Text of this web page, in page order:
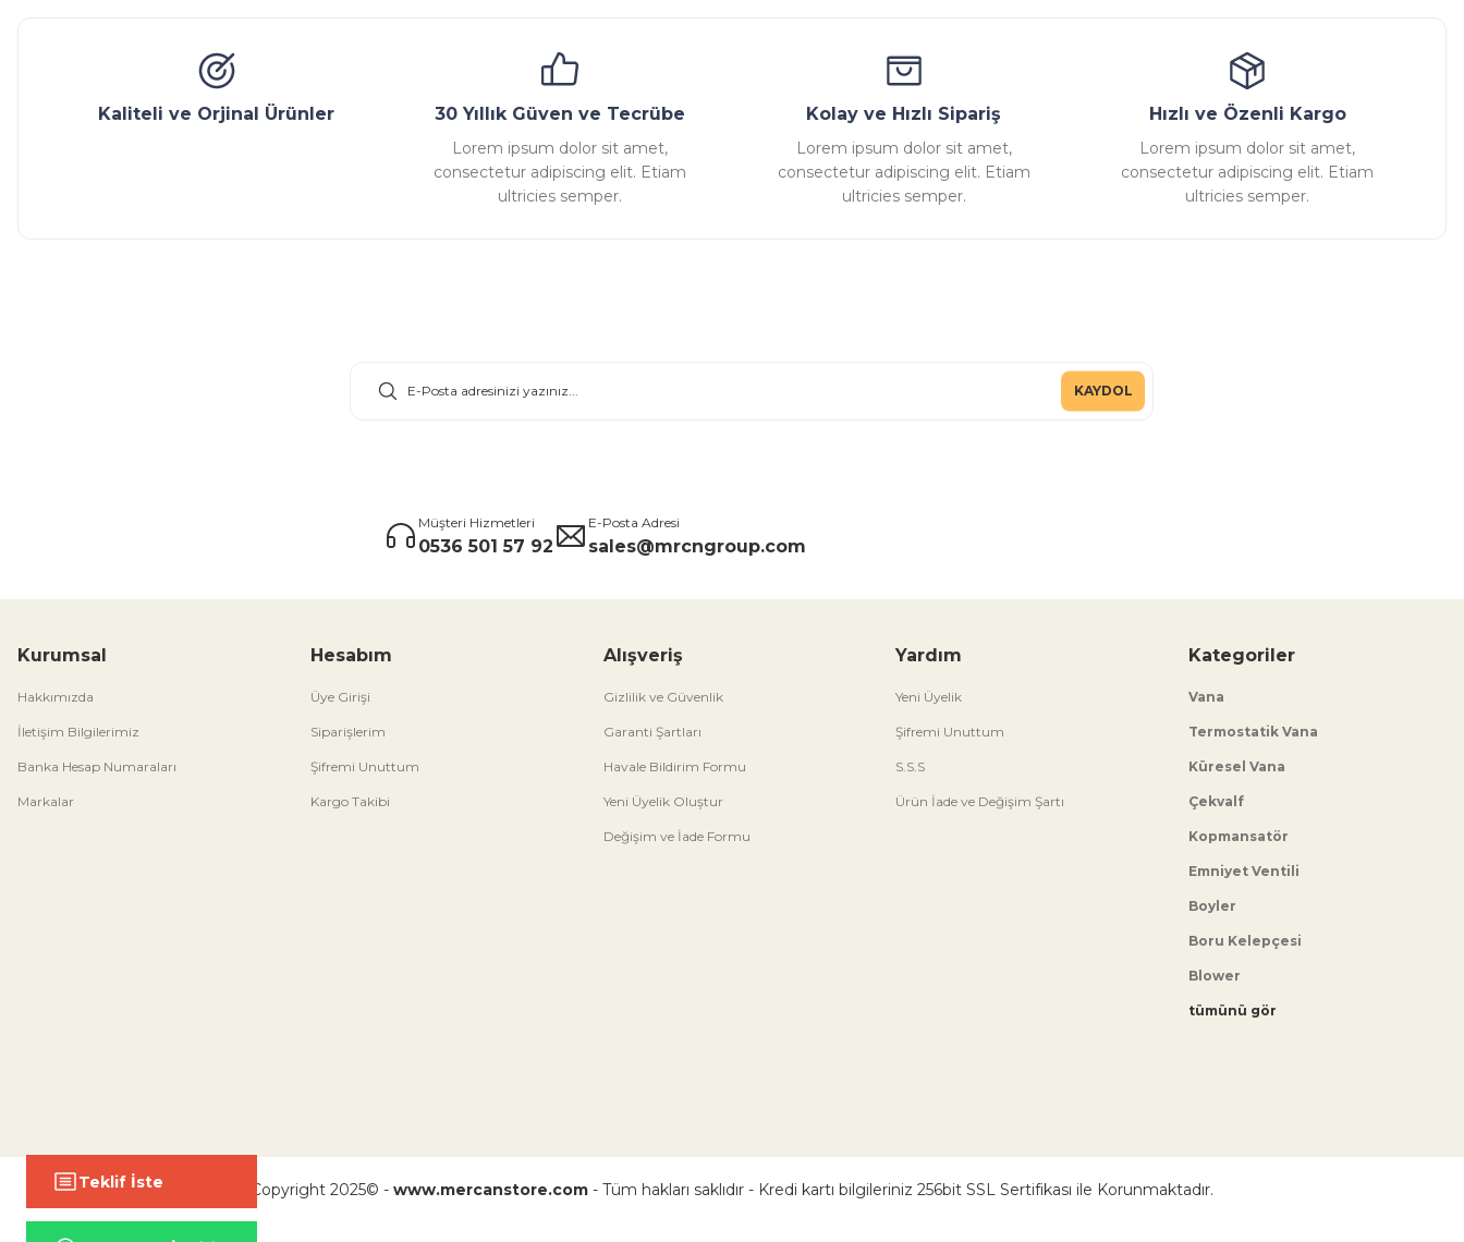
Kaliteli ve Orjinal Ürünler 30 Yıllık Güven ve Tecrübe
Lorem ipsum dolor sit amet,
consectetur adipiscing elit. Etiam
ultricies semper.
Kolay ve Hızlı Sipariş
Lorem ipsum dolor sit amet,
consectetur adipiscing elit. Etiam
ultricies semper.
Hızlı ve Özenli Kargo
Lorem ipsum dolor sit amet,
consectetur adipiscing elit. Etiam
ultricies semper.
KAYDOL
Müşteri Hizmetleri
0536 501 57 92
E-Posta Adresi
sales@mrcngroup.com
Kurumsal
Hakkımızda
İletişim Bilgilerimiz
Banka Hesap Numaraları
Markalar
Hesabım
Üye Girişi
Siparişlerim
Şifremi Unuttum
Kargo Takibi
Alışveriş
Gizlilik ve Güvenlik
Garanti Şartları
Havale Bildirim Formu
Yeni Üyelik Oluştur
Değişim ve İade Formu
Yardım
Yeni Üyelik
Şifremi Unuttum
S.S.S
Ürün İade ve Değişim Şartı
Kategoriler
Vana
Termostatik Vana
Küresel Vana
Çekvalf
Kopmansatör
Emniyet Ventili
Boyler
Boru Kelepçesi
Blower
tümünü gör
Copyright 2025© - www.mercanstore.com - Tüm hakları saklıdır - Kredi kartı bilgileriniz 256bit SSL Sertifikası ile Korunmaktadır.
Teklif İste